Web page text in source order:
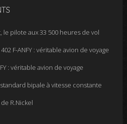
le pilote aux 33 500 heures de vol
F-ANFY : véritable avion de voyage
: véritable avion de voyage
bipale à vitesse constante
R.Nickel